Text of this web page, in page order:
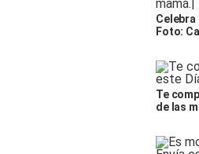
Celebra
Foto:
Te
de las